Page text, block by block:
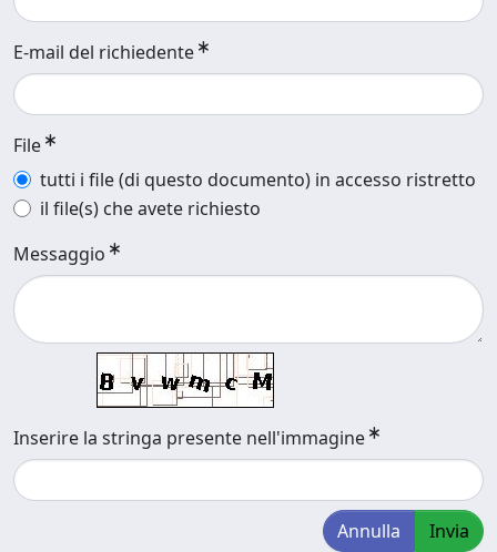
E-mail del richiedente
File
tutti i file (di questo documento) in accesso ristretto
il file(s) che avete richiesto
Messaggio
Inserire la stringa presente nell'immagine
Annulla Invia